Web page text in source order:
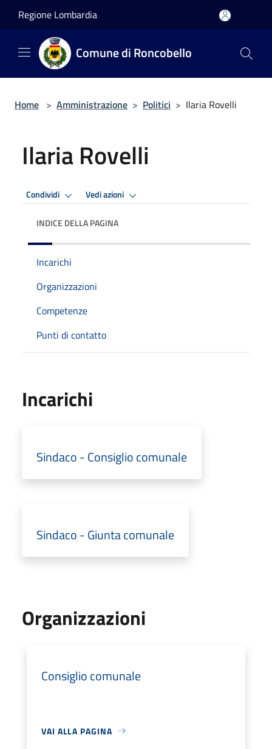
Regione Lombardia
Comune di Roncobello
Home > Amministrazione > Politici > Ilaria Rovelli
Ilaria Rovelli
Condividi Vedi azioni
INDICE DELLA PAGINA
Incarichi
Organizzazioni
Competenze
Punti di contatto
Incarichi
Sindaco - Consiglio comunale
Sindaco - Giunta comunale
Organizzazioni
Consiglio comunale
VAI ALLA PAGINA